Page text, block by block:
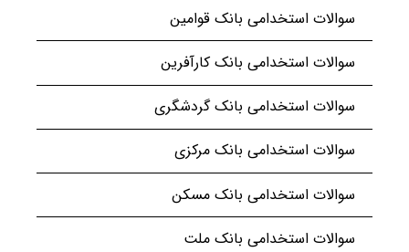
سوالات استخدامی بانک قوامین
سوالات استخدامی بانک کارآفرین
سوالات استخدامی بانک گردشگری
سوالات استخدامی بانک مرکزی
سوالات استخدامی بانک مسکن
سوالات استخدامی بانک ملت